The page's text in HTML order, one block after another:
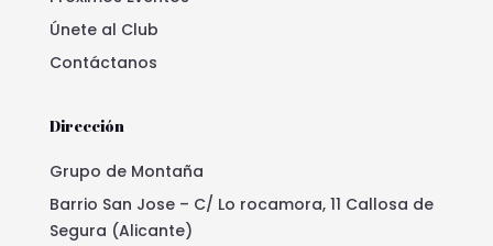
Únete al Club
Contáctanos
Dirección
Grupo de Montaña
Barrio San Jose – C/ Lo rocamora, 11 Callosa de
Segura (Alicante)